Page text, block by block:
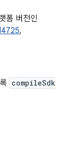
폼 버전인
,
compileSdk